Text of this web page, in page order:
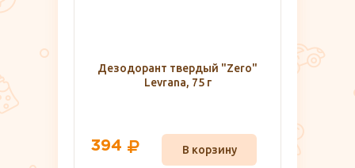
Дезодорант твердый "Zero"
Levrana, 75 г
394 В корзину